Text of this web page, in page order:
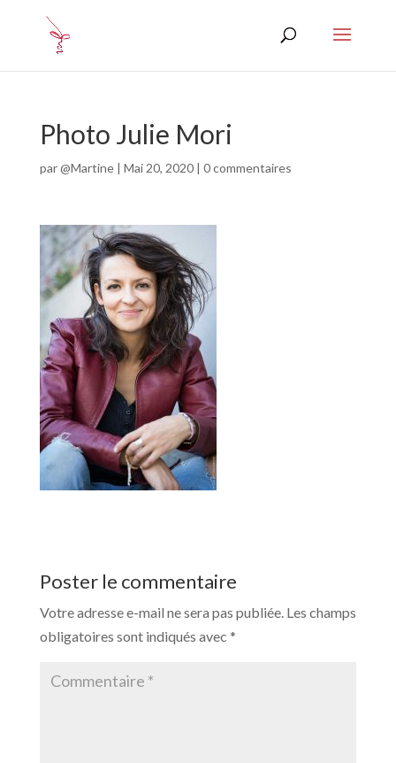
Photo Julie Mori
par@Martine| Mai 20, 2020| 0 commentaires
Poster le commentaire
Votre adresse e-mail ne sera pas publiée. Les champs
obligatoires sont indiqués avec *